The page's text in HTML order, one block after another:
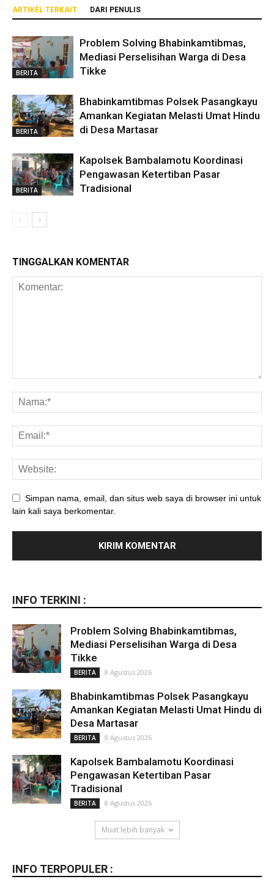
ARTIKEL TERKAIT DARI PENULIS
BERITA
Problem Solving Bhabinkamtibmas,
Mediasi Perselisihan Warga di Desa
Tikke
BERITA
Bhabinkamtibmas Polsek Pasangkayu
Amankan Kegiatan Melasti Umat Hindu
di Desa Martasar
BERITA
Kapolsek Bambalamotu Koordinasi
Pengawasan Ketertiban Pasar
Tradisional
TINGGALKAN KOMENTAR
Simpan nama, email, dan situs web saya di browser ini untuk
lain kali saya berkomentar.
INFO TERKINI :
Problem Solving Bhabinkamtibmas,
Mediasi Perselisihan Warga di Desa
Tikke
BERITA 8 Agustus 2026
Bhabinkamtibmas Polsek Pasangkayu
Amankan Kegiatan Melasti Umat Hindu di
Desa Martasar
BERITA 8 Agustus 2026
Kapolsek Bambalamotu Koordinasi
Pengawasan Ketertiban Pasar
Tradisional
BERITA 8 Agustus 2026
Muat lebih banyak
INFO TERPOPULER :